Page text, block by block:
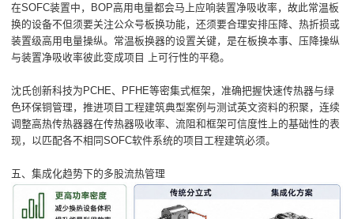
在SOFC装置中，BOP高用电量都会马上应响装置净吸收率，故此常温板
换的设备不但须要关注公众号板换功能，还须要合理安排压降、热折损或
装置级高用电量操纵。常温板换器的设置关键，是在板换本事、压降操纵
与装置净吸收率彼此变成项目 上可行性的平稳。
沈氏创新科技为PCHE、PFHE等密集式框架，准确把握快速传热器与绿
色环保铜管理，推进项目工程建筑典型案例与测试英文资料的积聚，连续
调整高热传热器器在传热器吸收率、流阻和框架可信度性上的基础性的表
现，以匹配各不相同SOFC软件系统的项目工程建筑必须。
五、集成化趋势下的多股流热管理